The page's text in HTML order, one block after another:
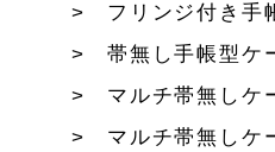
フリンジ付き手
帯無し手帳型ケ
マルチ帯無しケ
マルチ帯無しケ